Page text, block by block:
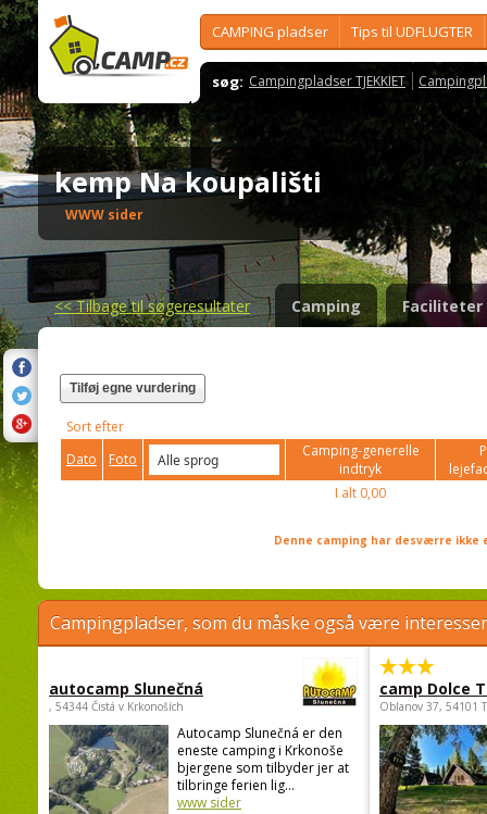
CAMPING pladser Tips til UDFLUGTER
søg: Campingpladser TJEKKIET
kemp Na koupališti
WWW sider
<<Tilbage til søgeresultater Camping Faciliteter
Tilføj egne vurdering
Sort efter
Dato
Foto
Camping-generelle
indtryk
I alt 0,00
Denne camping har desværre
Campingpladser, som du måske også være
autocamp Slunečná
, 54344 Čistá v Krkonoších
Autocamp Slunečná er den
eneste camping i Krkonoše
bjergene som tilbyder jer at
tilbringe ferien lig...
www sider
camp Dolce
Oblanov 37, 54101